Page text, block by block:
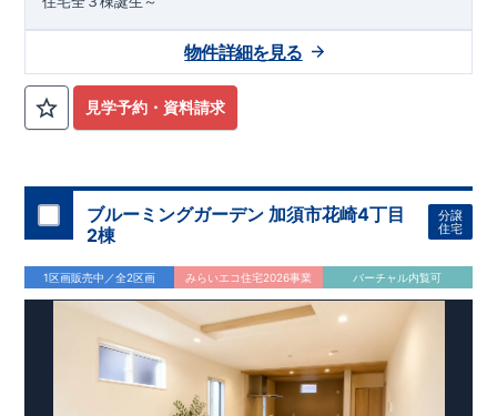
見学予約・資料請求
物件詳細を見る
ブルーミングガーデン 加須市花崎4丁目
2棟
分譲
住宅
1区画販売中／全2区画 みらいエコ住宅2026事業 バーチャル内覧可